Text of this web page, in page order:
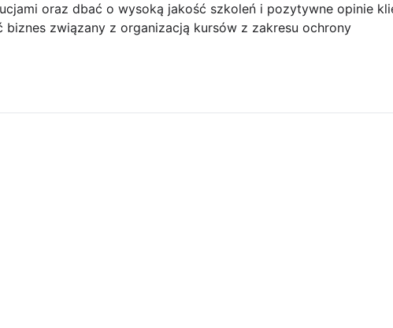
oraz dbać o wysoką jakość szkoleń i pozytywne opinie
związany z organizacją kursów z zakresu ochrony